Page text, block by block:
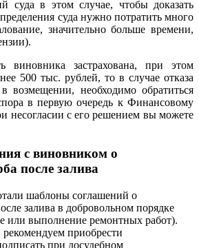
суда в этом случае, чтобы доказать
суда нужно потратить много
значительно больше времени,
виновника застрахована, при этом
500 тыс. рублей, то в случае отказа
возмещении, необходимо обратиться
в первую очередь к Финансовому
несогласии с его решением вы можете
с виновником о
после залива
шаблоны соглашений о
залива в добровольном порядке
или выполнение ремонтных работ).
приобрести
при досудебном